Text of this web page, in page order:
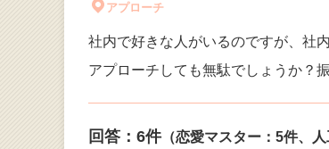
アプローチ
社内で好きな人がいるのですが、社
アプローチしても無駄でしょうか？
回答： 6件（恋愛マスター：5件、人